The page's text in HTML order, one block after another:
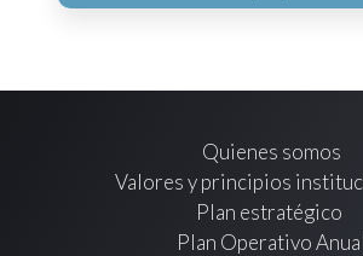
Quienes somos
Valores y principios
Plan estratégico
Plan Operativo Anual